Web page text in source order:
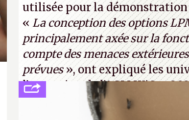
utilisée pour la démonstration
« La conception des options
principalement axée sur la
compte des menaces
prévues», ont expliqué les
l’occcasion de l’ACM WiSec
(http://cpc.cx/AH432T1
(PDF)
Tyler Lastovich)